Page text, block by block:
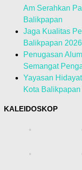
Am Serahkan
Balikpapan
Jaga Kualitas
Balikpapan
Penugasan
Semangat
Yayasan
Kota
KALEIDOSKOP